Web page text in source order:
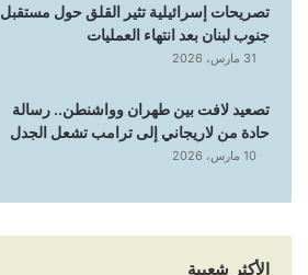
تصريحات إسرائيلية تثير القلق حول مستقبل
جنوب لبنان بعد انتهاء العمليات
31 مارس، 2026
تصعيد لافت بين طهران وواشنطن.. رسالة
حادة من لاريجاني إلى ترامب تشعل الجدل
10 مارس، 2026
الأكثر شعبية